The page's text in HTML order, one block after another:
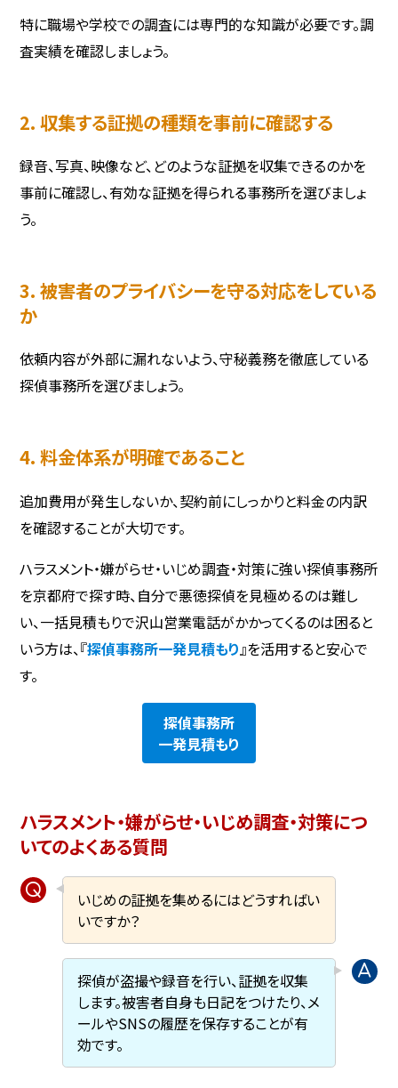
特に職場や学校での調査には専門的な知識が必要です。調
査実績を確認しましょう。
2. 収集する証拠の種類を事前に確認する
録音、写真、映像など、どのような証拠を収集できるのかを
事前に確認し、有効な証拠を得られる事務所を選びましょ
う。
3. 被害者のプライバシーを守る対応をしている
か
依頼内容が外部に漏れないよう、守秘義務を徹底している
探偵事務所を選びましょう。
4. 料金体系が明確であること
追加費用が発生しないか、契約前にしっかりと料金の内訳
を確認することが大切です。
ハラスメント・嫌がらせ・いじめ調査・対策に強い探偵事務所
を京都府で探す時、自分で悪徳探偵を見極めるのは難し
い、一括見積もりで沢山営業電話がかかってくるのは困ると
いう方は、『探偵事務所一発見積もり 』を活用すると安心で
す。
探偵事務所
一発見積もり
ハラスメント・嫌がらせ・いじめ調査・対策につ
いてのよくある質問
いじめの証拠を集めるにはどうすればい
いですか？
探偵が盗撮や録音を行い、証拠を収集
します。被害者自身も日記をつけたり、メ
ールやSNSの履歴を保存することが有
効です。